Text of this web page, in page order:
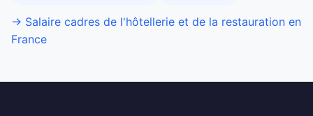
→ Salaire cadres de l'hôtellerie et de la restauration en
France